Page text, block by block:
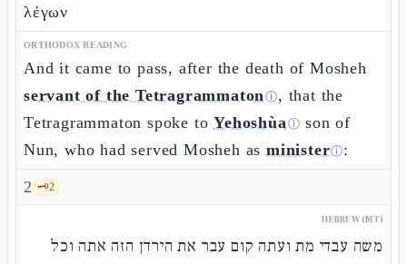
λέγων
ORTHODOX READING
And it came to pass, after the death of Mosheh
servant of the Tetragrammatonⓘ, that the
Tetragrammaton spoke toYehoshùaⓘ son of
Nun, who had served Mosheh asministerⓘ:
2 🗝️2
HEBREW (MT)
משה עבדי מת ועתה קום עבר את הירדן הזה אתה וכל